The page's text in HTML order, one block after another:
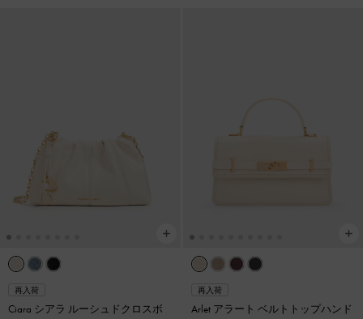
再入荷
Ciara シアラ ルーシュドクロスボ
再入荷
Arlet アラート ベルトトップハンド